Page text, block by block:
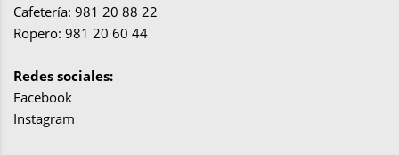
Cafetería: 981 20 88 22
Ropero: 981 20 60 44
Redes sociales:
Facebook
Instagram